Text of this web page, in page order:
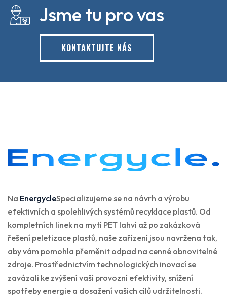
Jsme tu pro vas
KONTAKTUJTE NÁS
Na EnergycleSpecializujeme se na návrh a výrobu
efektivních a spolehlivých systémů recyklace plastů. Od
kompletních linek na mytí PET lahví až po zakázková
řešení peletizace plastů, naše zařízení jsou navržena tak,
aby vám pomohla přeměnit odpad na cenné obnovitelné
zdroje. Prostřednictvím technologických inovací se
zavázali ke zvýšení vaší provozní efektivity, snížení
spotřeby energie a dosažení vašich cílů udržitelnosti.